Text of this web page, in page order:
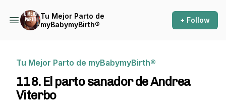
Tu Mejor Parto de
myBabymyBirth®
+ Follow
Tu Mejor Parto de myBabymyBirth®
118. El parto sanador de Andrea
Viterbo